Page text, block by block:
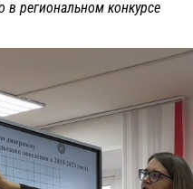
региональном конкурсе